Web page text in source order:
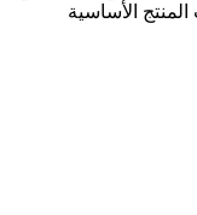
الأساسية